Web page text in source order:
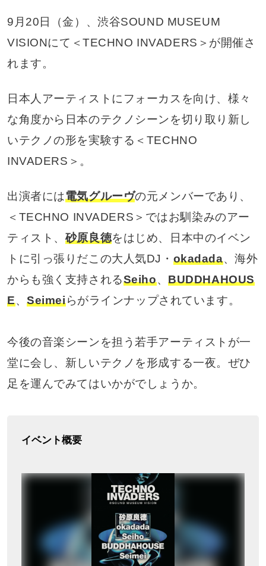
9月20日（金）、渋谷SOUND MUSEUM
VISIONにて＜TECHNO INVADERS＞が開催さ
れます。
日本人アーティストにフォーカスを向け、様々
な角度から日本のテクノシーンを切り取り新し
いテクノの形を実験する＜TECHNO
INVADERS＞。
出演者には電気グルーヴの元メンバーであり、
＜TECHNO INVADERS＞ではお馴染みのアー
ティスト、 砂原良徳をはじめ、日本中のイベン
トに引っ張りだこの大人気DJ・ okadada、海外
からも強く支持されるSeiho、BUDDHAHOUS
E、Seimeiらがラインナップされています。
今後の音楽シーンを担う若手アーティストが一
堂に会し、新しいテクノを形成する一夜。ぜひ
足を運んでみてはいかがでしょうか。
イベント概要